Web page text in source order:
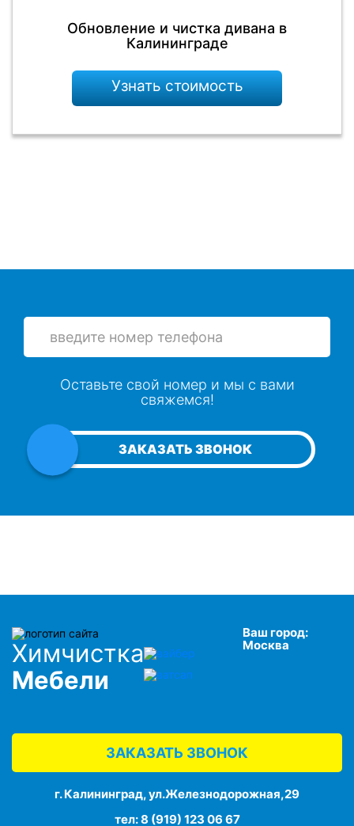
Обновление и чистка дивана в
Калининграде
Узнать стоимость
ЗАКАЗАТЬ ЗВОНОК
Оставьте свой номер и мы с вами
свяжемся!
Химчистка
Мебели
Ваш город:
Москва
ЗАКАЗАТЬ ЗВОНОК
г. Калининград, ул.Железнодорожная,29
тел:8 (919) 123 06 67